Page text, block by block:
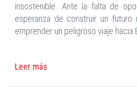
insostenible. Ante la falta de
esperanza de construir un futuro
emprender un peligroso viaje hacia
Leer más